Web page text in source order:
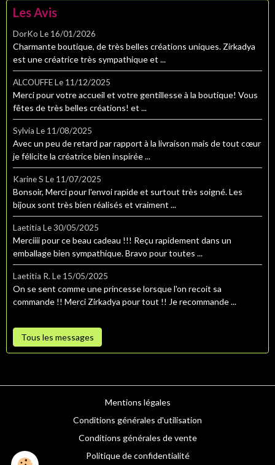
Les Avis
DorKo Le 16/01/2026
Charmante boutique, de très belles créations uniques. Zirkadya
est une créatrice très sympathique et ...
ALCOUFFELe 11/12/2025
Merci pour votre accueil et votre gentillesse à la boutique! Vous
fêtes de très belles créations! et ...
Sylvia Le 11/08/2025
Avec un peu de retard par rapport à la livraison mais de tout cœur
je félicite la créatrice bien inspirée ...
Karine S Le 11/07/2025
Bonsoir, Merci pour l'envoi rapide et surtout très soigné. Les
bijoux sont très bien réalisés et vraiment ...
Laetitia Le 30/05/2025
Merciiii pour ce beau cadeau !!! Reçu rapidement dans un
emballage bien sympathique. Bravo pour toutes ...
Laetitia R. Le 15/05/2025
On se sent comme une princesse lorsque l'on recoit sa
commande !! Merci Zirkadya pour tout !! Je recommande ...
Tous les messages
Mentions légales
Conditions générales d'utilisation
Conditions générales de vente
Politique de confidentialité